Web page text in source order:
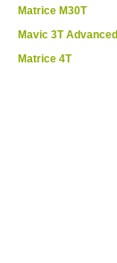
Matrice M30T
Mavic 3T Advanced
Matrice 4T